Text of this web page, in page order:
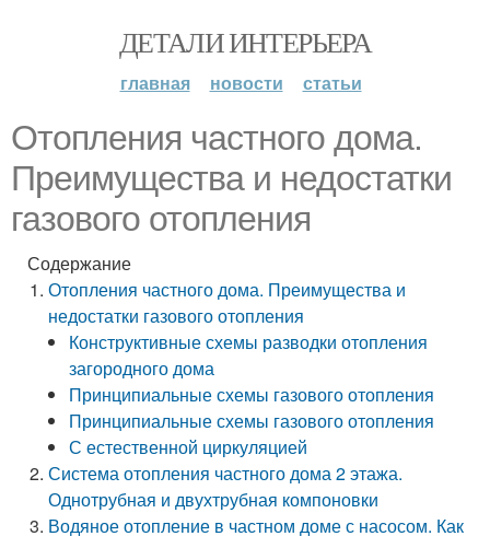
ДЕТАЛИ ИНТЕРЬЕРА
главная новости статьи
Отопления частного дома.
Преимущества и недостатки
газового отопления
Содержание
Отопления частного дома. Преимущества и
недостатки газового отопления
Конструктивные схемы разводки отопления
загородного дома
Принципиальные схемы газового отопления
Принципиальные схемы газового отопления
С естественной циркуляцией
Система отопления частного дома 2 этажа.
Однотрубная и двухтрубная компоновки
Водяное отопление в частном доме с насосом. Как